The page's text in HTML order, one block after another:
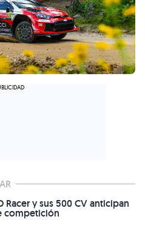
Racer y sus 500 CV anticipan
competición